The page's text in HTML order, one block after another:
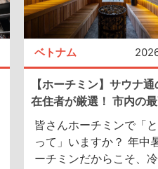
ベトナム
【ホーチミン】サウナ
在住者が厳選！ 市内の
皆さんホーチミンで「
って」いますか？ 年中
ーチミンだからこそ、